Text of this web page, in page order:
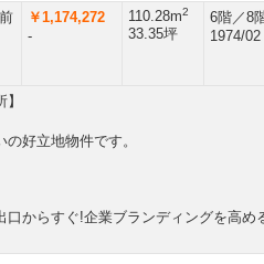
￥1,174,272
-
110.28m2
33.35坪
6階／8
1974/02
好立地物件です。
からすぐ!企業ブランディングを高め